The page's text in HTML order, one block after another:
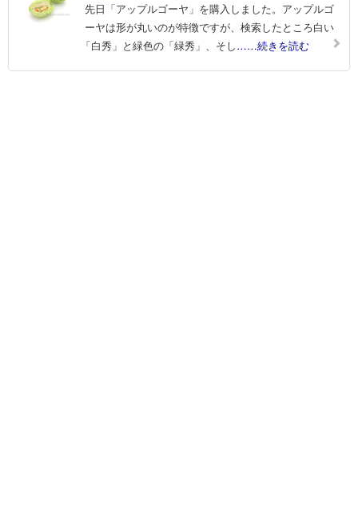
先日「アップルゴーヤ」を購入しました。アップルゴ
ーヤは形が丸いのが特徴ですが、検索したところ白い
「白秀」と緑色の「緑秀」、そし……続きを読む